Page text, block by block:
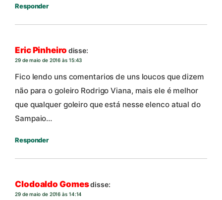
Responder
Eric Pinheiro disse:
29 de maio de 2016 às 15:43
Fico lendo uns comentarios de uns loucos que dizem
não para o goleiro Rodrigo Viana, mais ele é melhor
que qualquer goleiro que está nesse elenco atual do
Sampaio…
Responder
Clodoaldo Gomesdisse:
29 de maio de 2016 às 14:14